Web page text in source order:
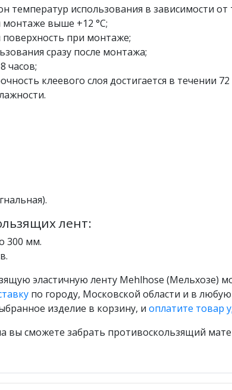
температур использования в зависимости от
монтаже выше +12 °С;
поверхность при монтаже;
сразу после монтажа;
часов;
клеевого слоя достигается в течении
лент:
300 мм.
эластичную ленту Mehlhose (Мельхозе)
по городу, Московской области и в любую
изделие в корзину, и оплатите товар
вы сможете забрать противоскользящий